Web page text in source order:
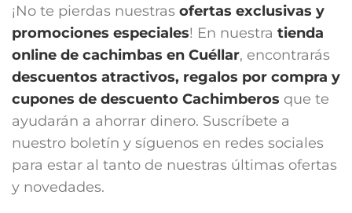
¡No te pierdas nuestras ofertas exclusivas y
promociones especiales! En nuestra tienda
online de cachimbas en Cuéllar, encontrarás
descuentos atractivos, regalos por compra y
cupones de descuento Cachimberos que te
ayudarán a ahorrar dinero. Suscríbete a
nuestro boletín y síguenos en redes sociales
para estar al tanto de nuestras últimas ofertas
y novedades.